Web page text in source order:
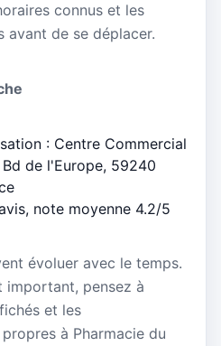
connus et les
avant de se déplacer.
: Centre Commercial
de l'Europe, 59240
note moyenne 4.2/5
évoluer avec le temps.
important, pensez à
et les
à Pharmacie du